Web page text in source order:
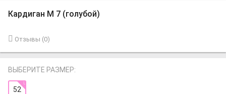
Кардиган М 7 (голубой)
Отзывы (0)
ВЫБЕРИТЕ РАЗМЕР:
52